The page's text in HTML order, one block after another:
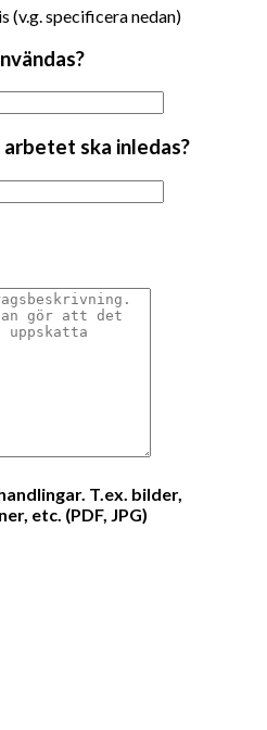
(v.g. specificera nedan)
ska inledas?
T.ex. bilder,
etc. (PDF, JPG)